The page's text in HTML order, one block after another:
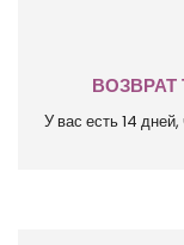
ВОЗВРАТ
У вас есть 14